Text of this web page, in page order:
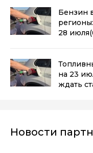
Бензин
28 июля
на 23
ждать
Новости